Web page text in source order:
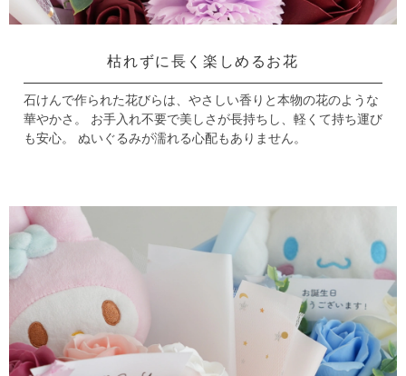
枯れずに長く楽しめるお花
石けんで作られた花びらは、やさしい香りと本物の花のような
華やかさ。
お手入れ不要で美しさが長持ちし、軽くて持ち運び
も安心。
ぬいぐるみが濡れる心配もありません。